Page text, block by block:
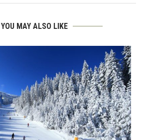
YOU MAY ALSO LIKE